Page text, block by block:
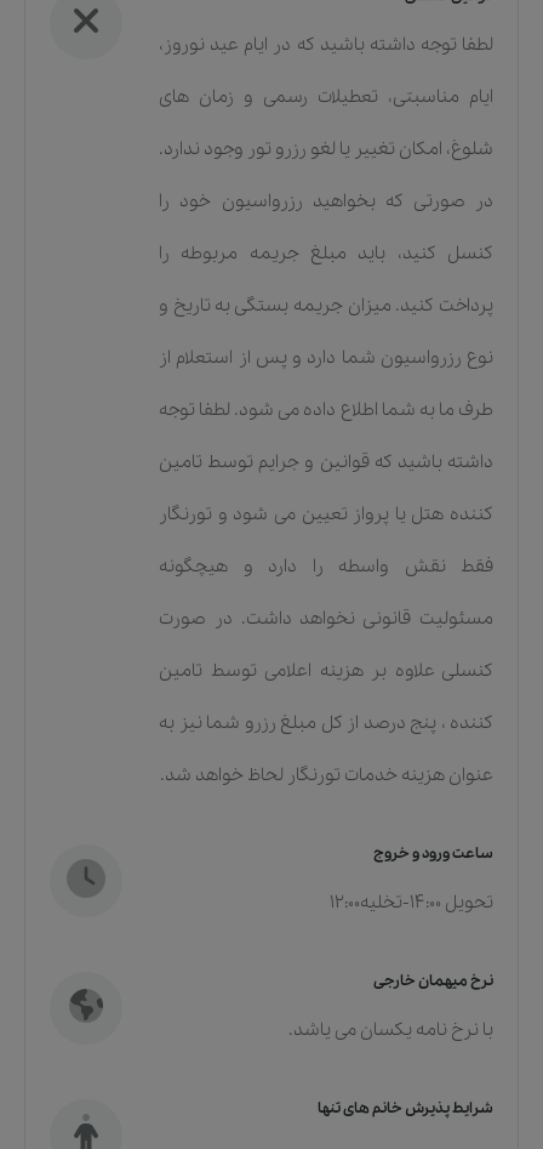
لطفا توجه داشته باشید که در ایام عید نوروز،
ایام مناسبتی، تعطیلات رسمی و زمان های
شلوغ، امکان تغییر یا لغو رزرو تور وجود ندارد.
در صورتی که بخواهید رزرواسیون خود را
کنسل کنید، باید مبلغ جریمه مربوطه را
پرداخت کنید. میزان جریمه بستگی به تاریخ و
نوع رزرواسیون شما دارد و پس از استعلام از
طرف ما به شما اطلاع داده می شود. لطفا توجه
داشته باشید که قوانین و جرایم توسط تامین
کننده هتل یا پرواز تعیین می شود و تورنگار
فقط نقش واسطه را دارد و هیچگونه
مسئولیت قانونی نخواهد داشت. در صورت
کنسلی علاوه بر هزینه اعلامی توسط تامین
کننده ، پنج درصد از کل مبلغ رزرو شما نیز به
عنوان هزینه خدمات تورنگار لحاظ خواهد شد.
ساعت ورود و خروج
تحویل 14:00-تخلیه12:00
نرخ میهمان خارجی
با نرخ نامه یکسان می یاشد.
شرایط پذیرش خانم های تنها